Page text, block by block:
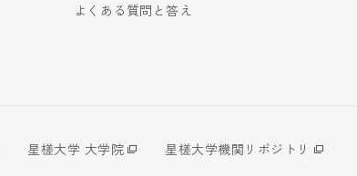
よくある質問と答え
星槎大学 大学院
星槎大学機関リポジトリ